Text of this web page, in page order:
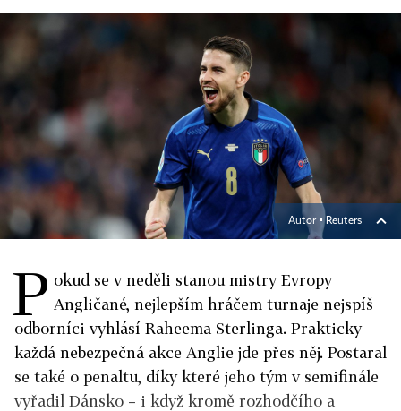
Autor ▪Reuters
P okud se v neděli stanou mistry Evropy
Angličané, nejlepším hráčem turnaje nejspíš
odborníci vyhlásí Raheema Sterlinga. Prakticky
každá nebezpečná akce Anglie jde přes něj. Postaral
se také o penaltu, díky které jeho tým v semifinále
vyřadil Dánsko – i když kromě rozhodčího a